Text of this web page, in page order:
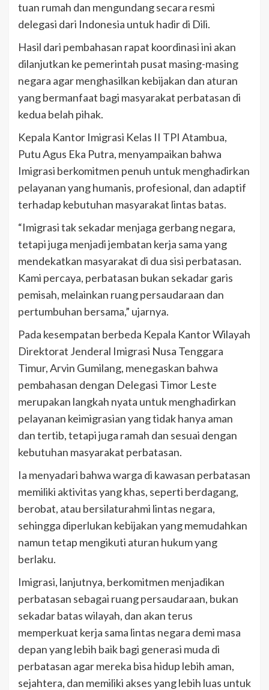
tuan rumah dan mengundang secara resmi
delegasi dari Indonesia untuk hadir di Dili.
Hasil dari pembahasan rapat koordinasi ini akan
dilanjutkan ke pemerintah pusat masing-masing
negara agar menghasilkan kebijakan dan aturan
yang bermanfaat bagi masyarakat perbatasan di
kedua belah pihak.
Kepala Kantor Imigrasi Kelas II TPI Atambua,
Putu Agus Eka Putra, menyampaikan bahwa
Imigrasi berkomitmen penuh untuk menghadirkan
pelayanan yang humanis, profesional, dan adaptif
terhadap kebutuhan masyarakat lintas batas.
“Imigrasi tak sekadar menjaga gerbang negara,
tetapi juga menjadi jembatan kerja sama yang
mendekatkan masyarakat di dua sisi perbatasan.
Kami percaya, perbatasan bukan sekadar garis
pemisah, melainkan ruang persaudaraan dan
pertumbuhan bersama,” ujarnya.
Pada kesempatan berbeda Kepala Kantor Wilayah
Direktorat Jenderal Imigrasi Nusa Tenggara
Timur, Arvin Gumilang, menegaskan bahwa
pembahasan dengan Delegasi Timor Leste
merupakan langkah nyata untuk menghadirkan
pelayanan keimigrasian yang tidak hanya aman
dan tertib, tetapi juga ramah dan sesuai dengan
kebutuhan masyarakat perbatasan.
Ia menyadari bahwa warga di kawasan perbatasan
memiliki aktivitas yang khas, seperti berdagang,
berobat, atau bersilaturahmi lintas negara,
sehingga diperlukan kebijakan yang memudahkan
namun tetap mengikuti aturan hukum yang
berlaku.
Imigrasi, lanjutnya, berkomitmen menjadikan
perbatasan sebagai ruang persaudaraan, bukan
sekadar batas wilayah, dan akan terus
memperkuat kerja sama lintas negara demi masa
depan yang lebih baik bagi generasi muda di
perbatasan agar mereka bisa hidup lebih aman,
sejahtera, dan memiliki akses yang lebih luas untuk